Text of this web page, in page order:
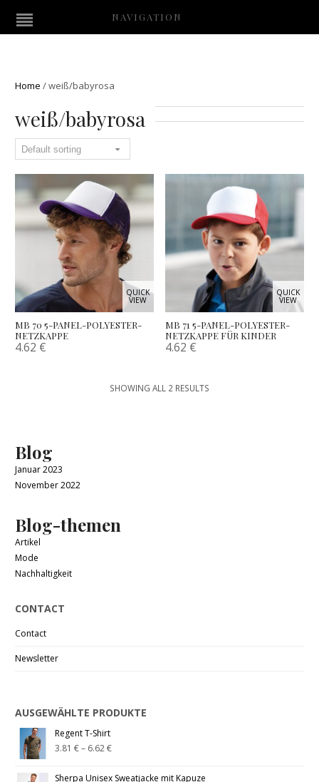
NAVIGATION
Home /weiß/babyrosa
weiß/babyrosa
QUICK
VIEW
MB 70 5-PANEL-POLYESTER-
NETZKAPPE
4.62 €
QUICK
VIEW
MB 71 5-PANEL-POLYESTER-
NETZKAPPE FÜR KINDER
4.62 €
SHOWING ALL 2 RESULTS
Blog
Januar 2023
November 2022
Blog-themen
Artikel
Mode
Nachhaltigkeit
CONTACT
Contact
Newsletter
AUSGEWÄHLTE PRODUKTE
Regent T-Shirt
3.81€– 6.62€
Sherpa Unisex Sweatjacke mit Kapuze